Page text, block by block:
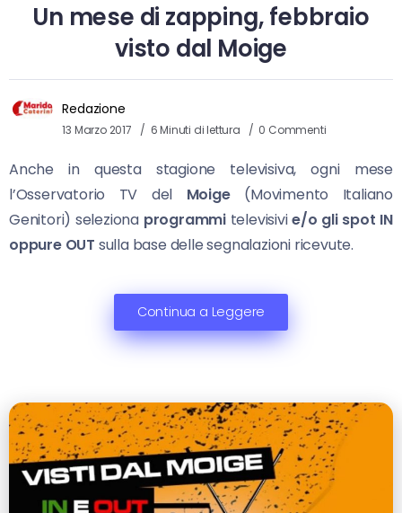
Un mese di zapping, febbraio
visto dal Moige
Redazione
13 Marzo 2017 6 Minuti di lettura 0 Commenti
Anche in questa stagione televisiva, ogni mese
l’Osservatorio TV del Moige(Movimento Italiano
Genitori) seleziona programmitelevisivie/o gli spot IN
oppure OUT sulla base delle segnalazioni ricevute.
Continua a Leggere